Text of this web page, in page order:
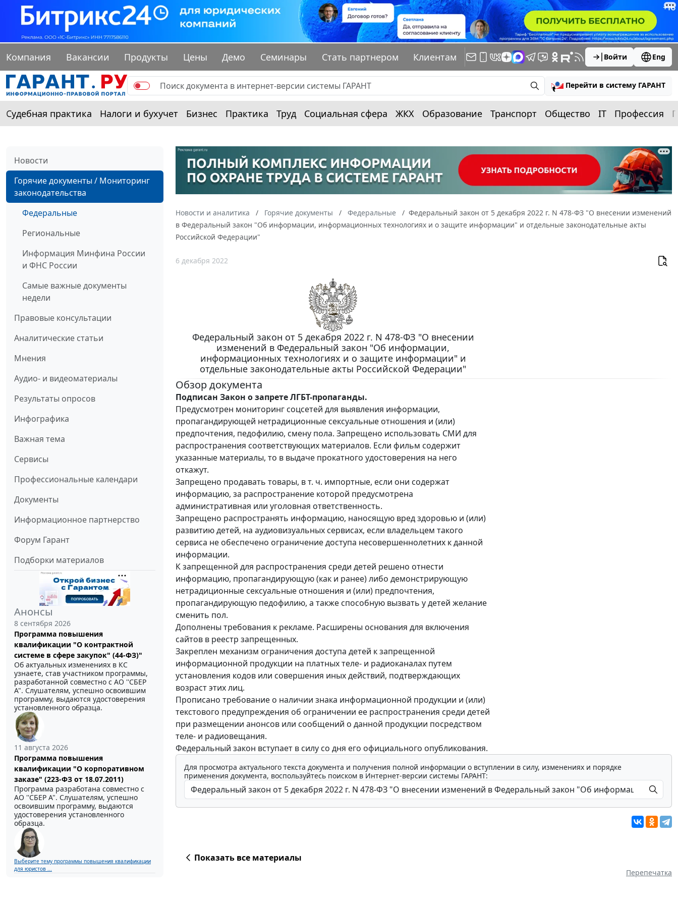
Компания Вакансии Продукты Цены Демо Семинары Стать партнером Клиентам Войти Eng
Перейти в систему ГАРАНТ
Судебная практика Налоги и бухучет Бизнес Практика Труд Социальная сфера ЖКХ Образование Транспорт Общество IT Профессия
Новости
Горячие документы / Мониторинг
законодательства
Федеральные
Региональные
Информация Минфина России
и ФНС России
Самые важные документы
недели
Правовые консультации
Аналитические статьи
Мнения
Аудио- и видеоматериалы
Результаты опросов
Инфографика
Важная тема
Сервисы
Профессиональные календари
Документы
Информационное партнерство
Форум Гарант
Подборки материалов
Анонсы
8 сентября 2026
Программа повышения
квалификации "О контрактной
системе в сфере закупок" (44-ФЗ)"
Об актуальных изменениях в КС
узнаете, став участником программы,
разработанной совместно с АО ''СБЕР
А". Слушателям, успешно освоившим
программу, выдаются удостоверения
установленного образца.
11 августа 2026
Программа повышения
квалификации "О корпоративном
заказе" (223-ФЗ от 18.07.2011)
Программа разработана совместно с
АО ''СБЕР А". Слушателям, успешно
освоившим программу, выдаются
удостоверения установленного
образца.
Выберите тему программы повышения квалификации
для юристов ...
Новости и аналитика Горячие документы Федеральные
Федеральный закон от 5 декабря 2022 г. N 478-ФЗ "О внесении изменений
в Федеральный закон "Об информации, информационных технологиях и о защите информации" и отдельные законодательные акты
Российской Федерации"
6 декабря 2022
Федеральный закон от 5 декабря 2022 г. N 478-ФЗ "О внесении
изменений в Федеральный закон "Об информации,
информационных технологиях и о защите информации" и
отдельные законодательные акты Российской Федерации"
Обзор документа
Подписан Закон о запрете ЛГБТ-пропаганды.
Предусмотрен мониторинг соцсетей для выявления информации,
пропагандирующей нетрадиционные сексуальные отношения и (или)
предпочтения, педофилию, смену пола. Запрещено использовать СМИ для
распространения соответствующих материалов. Если фильм содержит
указанные материалы, то в выдаче прокатного удостоверения на него
откажут.
Запрещено продавать товары, в т. ч. импортные, если они содержат
информацию, за распространение которой предусмотрена
административная или уголовная ответственность.
Запрещено распространять информацию, наносящую вред здоровью и (или)
развитию детей, на аудиовизуальных сервисах, если владельцем такого
сервиса не обеспечено ограничение доступа несовершеннолетних к данной
информации.
К запрещенной для распространения среди детей решено отнести
информацию, пропагандирующую (как и ранее) либо демонстрирующую
нетрадиционные сексуальные отношения и (или) предпочтения,
пропагандирующую педофилию, а также способную вызвать у детей желание
сменить пол.
Дополнены требования к рекламе. Расширены основания для включения
сайтов в реестр запрещенных.
Закреплен механизм ограничения доступа детей к запрещенной
информационной продукции на платных теле- и радиоканалах путем
установления кодов или совершения иных действий, подтверждающих
возраст этих лиц.
Прописано требование о наличии знака информационной продукции и (или)
текстового предупреждения об ограничении ее распространения среди детей
при размещении анонсов или сообщений о данной продукции посредством
теле- и радиовещания.
Федеральный закон вступает в силу со дня его официального опубликования.
Для просмотра актуального текста документа и получения полной информации о вступлении в силу, изменениях и порядке
применения документа, воспользуйтесь поиском в Интернет-версии системы ГАРАНТ:
Показать все материалы
Перепечатка